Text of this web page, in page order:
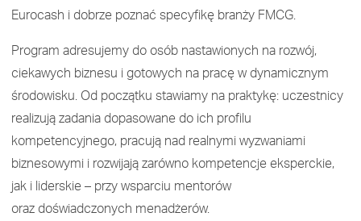
Eurocash i dobrze poznać specyfikę branży FMCG.
Program adresujemy do osób nastawionych na rozwój,
ciekawych biznesu i gotowych na pracę w dynamicznym
środowisku. Od początku stawiamy na praktykę: uczestnicy
realizują zadania dopasowane do ich profilu
kompetencyjnego, pracują nad realnymi wyzwaniami
biznesowymi i rozwijają zarówno kompetencje eksperckie,
jak i liderskie – przy wsparciu mentorów
oraz doświadczonych menadżerów.